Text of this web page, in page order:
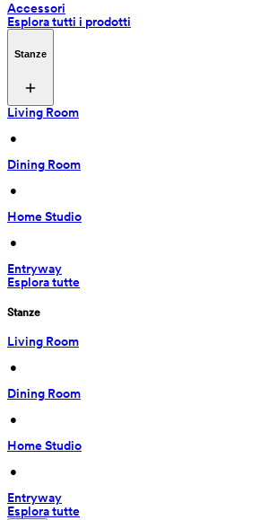
Accessori
Esplora tutti i prodotti
Stanze
Living Room
•
Dining Room
•
Home Studio
•
Entryway
Esplora tutte
Stanze
Living Room
•
Dining Room
•
Home Studio
•
Entryway
Esplora tutte